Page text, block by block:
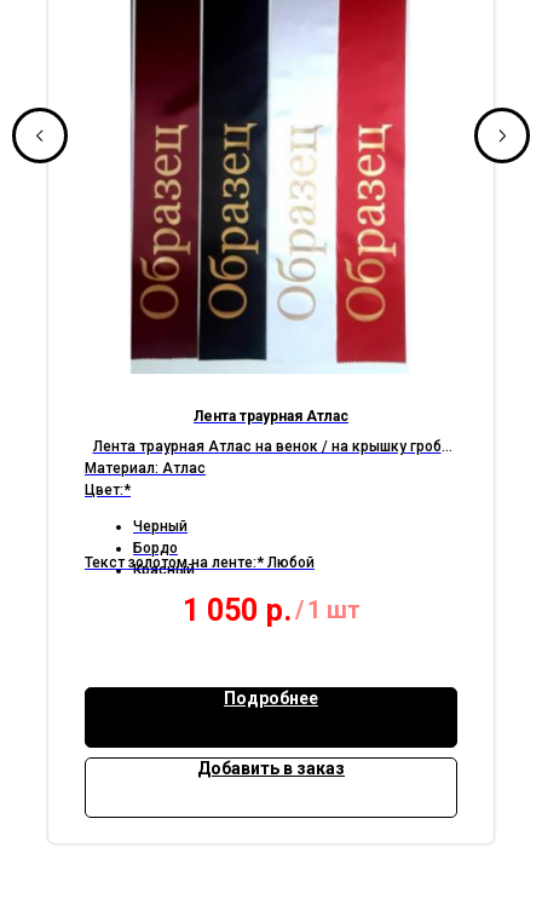
Лента траурная Атлас
Лента траурная Атлас на венок / на крышку гроба
Материал: Атлас
Цвет:*
Черный
Бордо
Красный
Текст золотом на ленте:* Любой
1 050 р./1 шт
Подробнее
Добавить в заказ